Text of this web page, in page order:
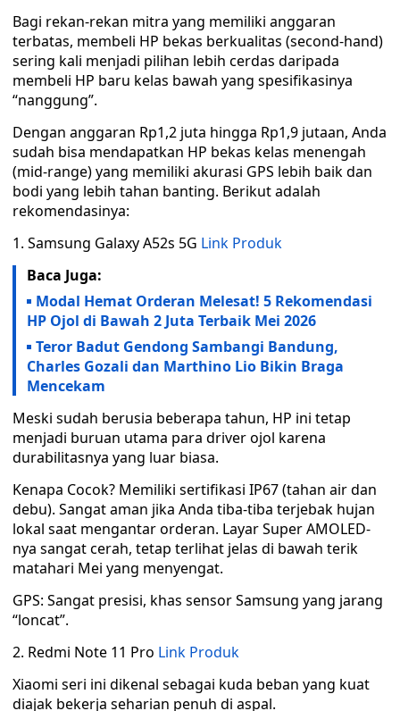
Bagi rekan-rekan mitra yang memiliki anggaran
terbatas, membeli HP bekas berkualitas (second-hand)
sering kali menjadi pilihan lebih cerdas daripada
membeli HP baru kelas bawah yang spesifikasinya
“nanggung”.
Dengan anggaran Rp1,2 juta hingga Rp1,9 jutaan, Anda
sudah bisa mendapatkan HP bekas kelas menengah
(mid-range) yang memiliki akurasi GPS lebih baik dan
bodi yang lebih tahan banting. Berikut adalah
rekomendasinya:
1. Samsung Galaxy A52s 5G Link Produk
Baca Juga:
Modal Hemat Orderan Melesat! 5 Rekomendasi
HP Ojol di Bawah 2 Juta Terbaik Mei 2026
Teror Badut Gendong Sambangi Bandung,
Charles Gozali dan Marthino Lio Bikin Braga
Mencekam
Meski sudah berusia beberapa tahun, HP ini tetap
menjadi buruan utama para driver ojol karena
durabilitasnya yang luar biasa.
Kenapa Cocok? Memiliki sertifikasi IP67 (tahan air dan
debu). Sangat aman jika Anda tiba-tiba terjebak hujan
lokal saat mengantar orderan. Layar Super AMOLED-
nya sangat cerah, tetap terlihat jelas di bawah terik
matahari Mei yang menyengat.
GPS: Sangat presisi, khas sensor Samsung yang jarang
“loncat”.
2. Redmi Note 11 Pro Link Produk
Xiaomi seri ini dikenal sebagai kuda beban yang kuat
diajak bekerja seharian penuh di aspal.